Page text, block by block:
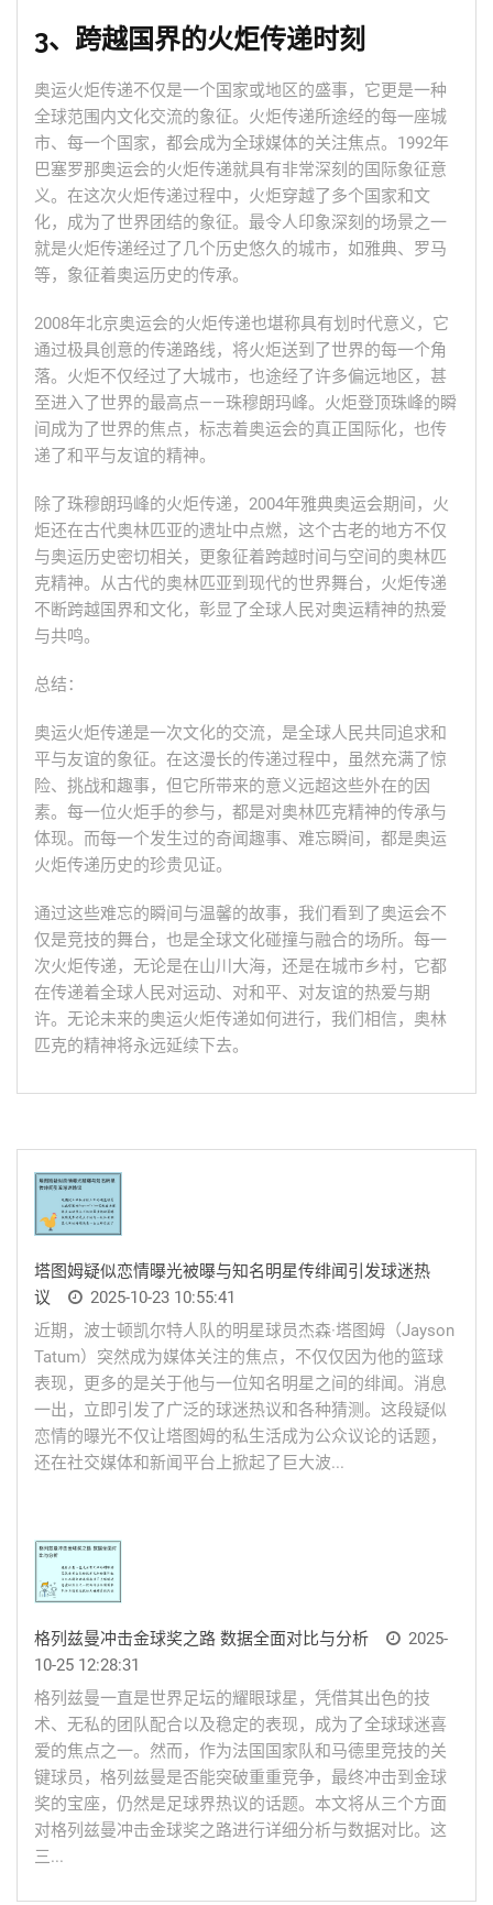
3、跨越国界的火炬传递时刻
奥运火炬传递不仅是一个国家或地区的盛事，它更是一种
全球范围内文化交流的象征。火炬传递所途经的每一座城
市、每一个国家，都会成为全球媒体的关注焦点。1992年
巴塞罗那奥运会的火炬传递就具有非常深刻的国际象征意
义。在这次火炬传递过程中，火炬穿越了多个国家和文
化，成为了世界团结的象征。最令人印象深刻的场景之一
就是火炬传递经过了几个历史悠久的城市，如雅典、罗马
等，象征着奥运历史的传承。
2008年北京奥运会的火炬传递也堪称具有划时代意义，它
通过极具创意的传递路线，将火炬送到了世界的每一个角
落。火炬不仅经过了大城市，也途经了许多偏远地区，甚
至进入了世界的最高点——珠穆朗玛峰。火炬登顶珠峰的瞬
间成为了世界的焦点，标志着奥运会的真正国际化，也传
递了和平与友谊的精神。
除了珠穆朗玛峰的火炬传递，2004年雅典奥运会期间，火
炬还在古代奥林匹亚的遗址中点燃，这个古老的地方不仅
与奥运历史密切相关，更象征着跨越时间与空间的奥林匹
克精神。从古代的奥林匹亚到现代的世界舞台，火炬传递
不断跨越国界和文化，彰显了全球人民对奥运精神的热爱
与共鸣。
总结：
奥运火炬传递是一次文化的交流，是全球人民共同追求和
平与友谊的象征。在这漫长的传递过程中，虽然充满了惊
险、挑战和趣事，但它所带来的意义远超这些外在的因
素。每一位火炬手的参与，都是对奥林匹克精神的传承与
体现。而每一个发生过的奇闻趣事、难忘瞬间，都是奥运
火炬传递历史的珍贵见证。
通过这些难忘的瞬间与温馨的故事，我们看到了奥运会不
仅是竞技的舞台，也是全球文化碰撞与融合的场所。每一
次火炬传递，无论是在山川大海，还是在城市乡村，它都
在传递着全球人民对运动、对和平、对友谊的热爱与期
许。无论未来的奥运火炬传递如何进行，我们相信，奥林
匹克的精神将永远延续下去。
塔图姆疑似恋情曝光被曝与知名明星传绯闻引发球迷热
议
2025-10-23 10:55:41
近期，波士顿凯尔特人队的明星球员杰森·塔图姆（Jayson
Tatum）突然成为媒体关注的焦点，不仅仅因为他的篮球
表现，更多的是关于他与一位知名明星之间的绯闻。消息
一出，立即引发了广泛的球迷热议和各种猜测。这段疑似
恋情的曝光不仅让塔图姆的私生活成为公众议论的话题，
还在社交媒体和新闻平台上掀起了巨大波...
格列兹曼冲击金球奖之路 数据全面对比与分析
2025-
10-25 12:28:31
格列兹曼一直是世界足坛的耀眼球星，凭借其出色的技
术、无私的团队配合以及稳定的表现，成为了全球球迷喜
爱的焦点之一。然而，作为法国国家队和马德里竞技的关
键球员，格列兹曼是否能突破重重竞争，最终冲击到金球
奖的宝座，仍然是足球界热议的话题。本文将从三个方面
对格列兹曼冲击金球奖之路进行详细分析与数据对比。这
三...